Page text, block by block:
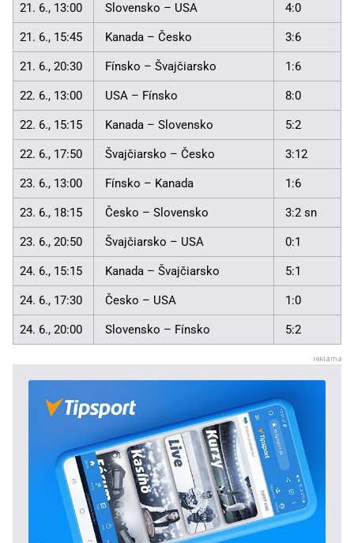
21. 6., 13:00 Slovensko – USA 4:0
21. 6., 15:45 Kanada – Česko 3:6
21. 6., 20:30 Fínsko – Švajčiarsko 1:6
22. 6., 13:00 USA – Fínsko 8:0
22. 6., 15:15 Kanada – Slovensko 5:2
22. 6., 17:50 Švajčiarsko – Česko 3:12
23. 6., 13:00 Fínsko – Kanada 1:6
23. 6., 18:15 Česko – Slovensko 3:2 sn
23. 6., 20:50 Švajčiarsko – USA 0:1
24. 6., 15:15 Kanada – Švajčiarsko 5:1
24. 6., 17:30 Česko – USA 1:0
24. 6., 20:00 Slovensko – Fínsko 5:2